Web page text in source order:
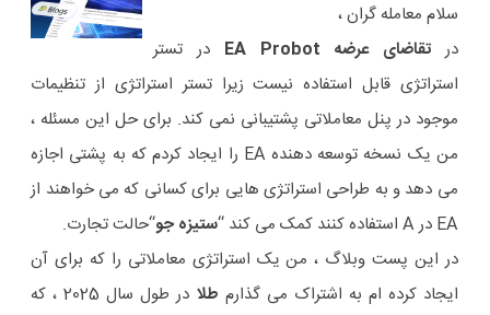
سلام معامله گران ،
درتقاضای عرضه EA Probot
در تستر
استراتژی قابل استفاده نیست زیرا تستر استراتژی از تنظیمات
موجود در پنل معاملاتی پشتیبانی نمی کند. برای حل این مسئله ،
من یک نسخه توسعه دهنده EA را ایجاد کردم که به پشتی اجازه
می دهد و به طراحی استراتژی هایی برای کسانی که می خواهند از
EA در A استفاده کنند کمک می کند “
ستیزه جو“حالت تجارت.
در این پست وبلاگ ، من یک استراتژی معاملاتی را که برای آن
ایجاد کرده ام به اشتراک می گذارم طلا
در طول سال 2025 ، که